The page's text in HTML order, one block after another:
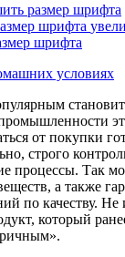
размер шрифта
от покупки
строго
процессы. Так
а также
по качеству.
который